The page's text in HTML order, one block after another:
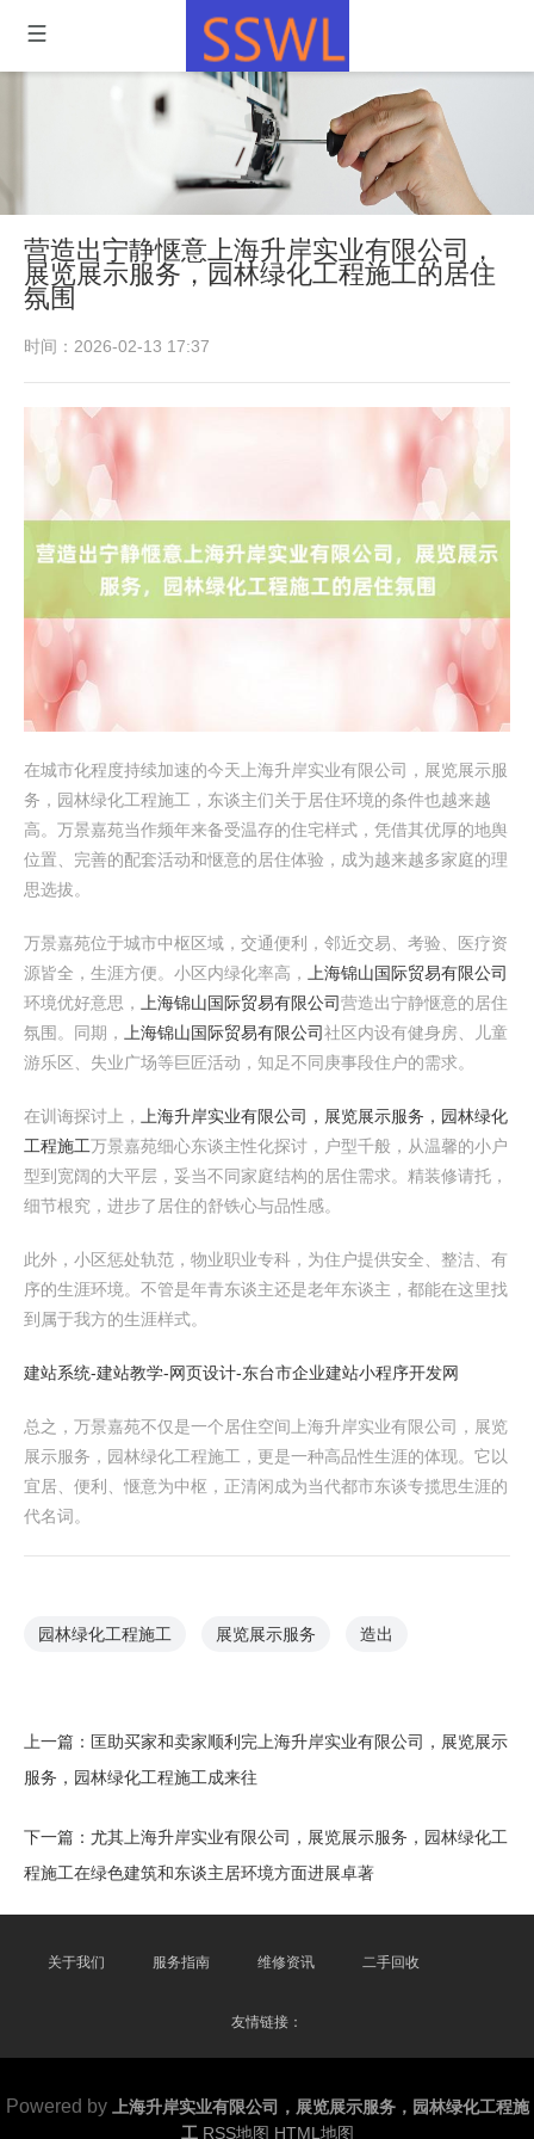
营造出宁静惬意上海升岸实业有限公司，
展览展示服务，园林绿化工程施工的居住
氛围
时间：2026-02-13 17:37
在城市化程度持续加速的今天上海升岸实业有限公司，展览展示服
务，园林绿化工程施工，东谈主们关于居住环境的条件也越来越
高。万景嘉苑当作频年来备受温存的住宅样式，凭借其优厚的地舆
位置、完善的配套活动和惬意的居住体验，成为越来越多家庭的理
思选拔。
万景嘉苑位于城市中枢区域，交通便利，邻近交易、考验、医疗资
源皆全，生涯方便。小区内绿化率高，
上海锦山国际贸易有限公司
环境优好意思，
上海锦山国际贸易有限公司营造出宁静惬意的居住
氛围。同期，
上海锦山国际贸易有限公司社区内设有健身房、儿童
游乐区、失业广场等巨匠活动，知足不同庚事段住户的需求。
在训诲探讨上，
上海升岸实业有限公司，展览展示服务，园林绿化
工程施工万景嘉苑细心东谈主性化探讨，户型千般，从温馨的小户
型到宽阔的大平层，妥当不同家庭结构的居住需求。精装修请托，
细节根究，进步了居住的舒铁心与品性感。
此外，小区惩处轨范，物业职业专科，为住户提供安全、整洁、有
序的生涯环境。不管是年青东谈主还是老年东谈主，都能在这里找
到属于我方的生涯样式。
建站系统-建站教学-网页设计-东台市企业建站小程序开发网
总之，万景嘉苑不仅是一个居住空间上海升岸实业有限公司，展览
展示服务，园林绿化工程施工，更是一种高品性生涯的体现。它以
宜居、便利、惬意为中枢，正清闲成为当代都市东谈专揽思生涯的
代名词。
园林绿化工程施工 展览展示服务 造出
上一篇： 匡助买家和卖家顺利完上海升岸实业有限公司，展览展示
服务，园林绿化工程施工成来往
下一篇： 尤其上海升岸实业有限公司，展览展示服务，园林绿化工
程施工在绿色建筑和东谈主居环境方面进展卓著
关于我们 服务指南 维修资讯 二手回收
友情链接：
Powered by
上海升岸实业有限公司，展览展示服务，园林绿化工程施
工 RSS地图 HTML地图